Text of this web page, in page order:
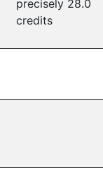
precisely 28.0
credits